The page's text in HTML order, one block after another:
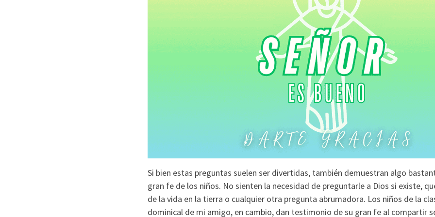
Si bien estas preguntas suelen ser divertidas, también demuestran algo
gran fe de los niños. No sienten la necesidad de preguntarle a Dios si existe,
de la vida en la tierra o cualquier otra pregunta abrumadora. Los niños de la
dominical de mi amigo, en cambio, dan testimonio de su gran fe al compartir